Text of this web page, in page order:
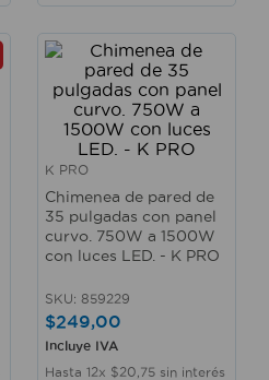
K PRO
Chimenea de pared de
35 pulgadas con panel
curvo. 750W a 1500W
con luces LED. - K PRO
SKU: 859229
$249,00
Incluye IVA
Hasta 12x $20 75 sin interés